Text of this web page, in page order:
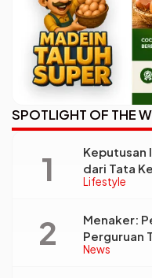
SPOTLIGHT OF THE
Lifestyle
Keputusan
dari Tata
Triyadi:
News
Menaker:
Perguruan
Kebutuhan